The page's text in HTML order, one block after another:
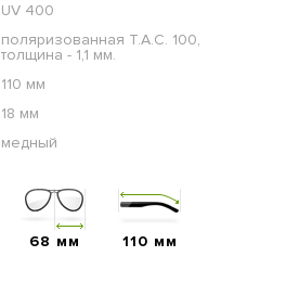
UV 400
поляризованная T.A.C. 100,
толщина - 1,1 мм.
110 мм
18 мм
медный
68 мм 110 мм